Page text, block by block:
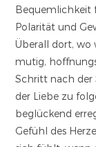
Bequemlichkeit
Polarität und
Überall dort, wo
mutig,
Schritt nach der
der Liebe zu
beglückend
Gefühl des